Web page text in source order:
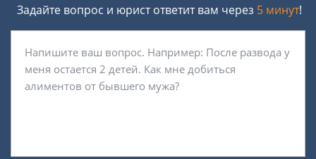
Задайте вопрос и юрист ответит вам через 5 минут!